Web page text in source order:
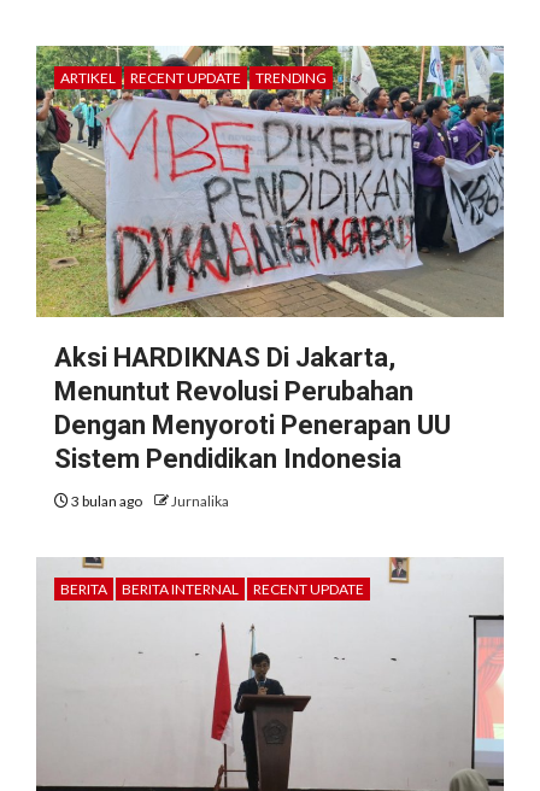
ARTIKEL RECENT UPDATE TRENDING
Aksi HARDIKNAS Di Jakarta,
Menuntut Revolusi Perubahan
Dengan Menyoroti Penerapan UU
Sistem Pendidikan Indonesia
3 bulan ago Jurnalika
BERITA BERITA INTERNAL RECENT UPDATE